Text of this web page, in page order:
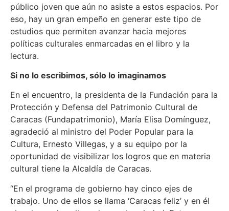
público joven que aún no asiste a estos espacios. Por
eso, hay un gran empeño en generar este tipo de
estudios que permiten avanzar hacia mejores
políticas culturales enmarcadas en el libro y la
lectura.
Si no lo escribimos, sólo lo imaginamos
En el encuentro, la presidenta de la Fundación para la
Protección y Defensa del Patrimonio Cultural de
Caracas (Fundapatrimonio), María Elisa Domínguez,
agradeció al ministro del Poder Popular para la
Cultura, Ernesto Villegas, y a su equipo por la
oportunidad de visibilizar los logros que en materia
cultural tiene la Alcaldía de Caracas.
“En el programa de gobierno hay cinco ejes de
trabajo. Uno de ellos se llama ‘Caracas feliz’ y en él